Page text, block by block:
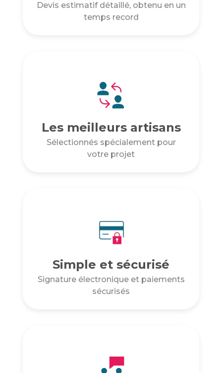
Devis estimatif détaillé, obtenu en un
temps record
Les meilleurs artisans
Sélectionnés spécialement pour
votre projet
Simple et sécurisé
Signature électronique et paiements
sécurisés